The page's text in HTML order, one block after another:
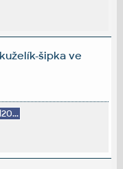
šipka ve